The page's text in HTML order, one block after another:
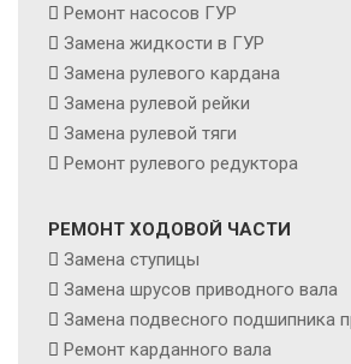
Ремонт насосов ГУР
Замена жидкости в ГУР
Замена рулевого кардана
Замена рулевой рейки
Замена рулевой тяги
Ремонт рулевого редуктора
РЕМОНТ ХОДОВОЙ ЧАСТИ
Замена ступицы
Замена шрусов приводного вала
Замена подвесного подшипника
Ремонт карданного вала